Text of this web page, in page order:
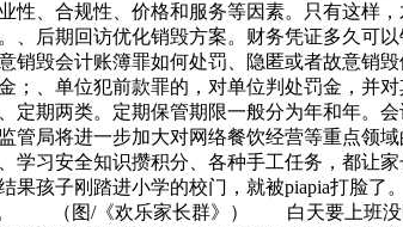
、合规性、价格和服务等因素。只有这样
后期回访优化销毁方案。财务凭证多久可
毁会计账簿罪如何处罚、隐匿或者故意销
、单位犯前款罪的，对单位判处罚金，并
期两类。定期保管期限一般分为年和年。
局将进一步加大对网络餐饮经营等重点领
习安全知识攒积分、各种手工任务，都
孩子刚踏进小学的校门，就被piapia打脸
。 （图/《欢乐家长群》） 白天要上班